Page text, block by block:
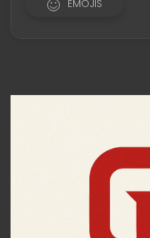
EMOJIS